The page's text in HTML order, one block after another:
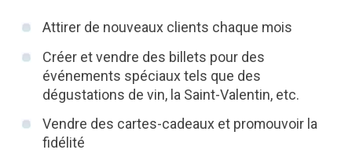
Attirer de nouveaux clients chaque mois
Créer et vendre des billets pour des
événements spéciaux tels que des
dégustations de vin, la Saint-Valentin, etc.
Vendre des cartes-cadeaux et promouvoir la
fidélité